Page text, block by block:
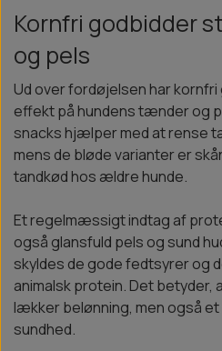
Kornfri godbidder
og pels
Ud over fordøjelsen har
effekt på hundens tænder og
snacks hjælper med at rense
mens de bløde varianter er
tandkød hos ældre hunde.
Et regelmæssigt indtag af
også glansfuld pels og sund
skyldes de gode fedtsyrer og
animalsk protein. Det betyder,
lækker belønning, men også
sundhed.